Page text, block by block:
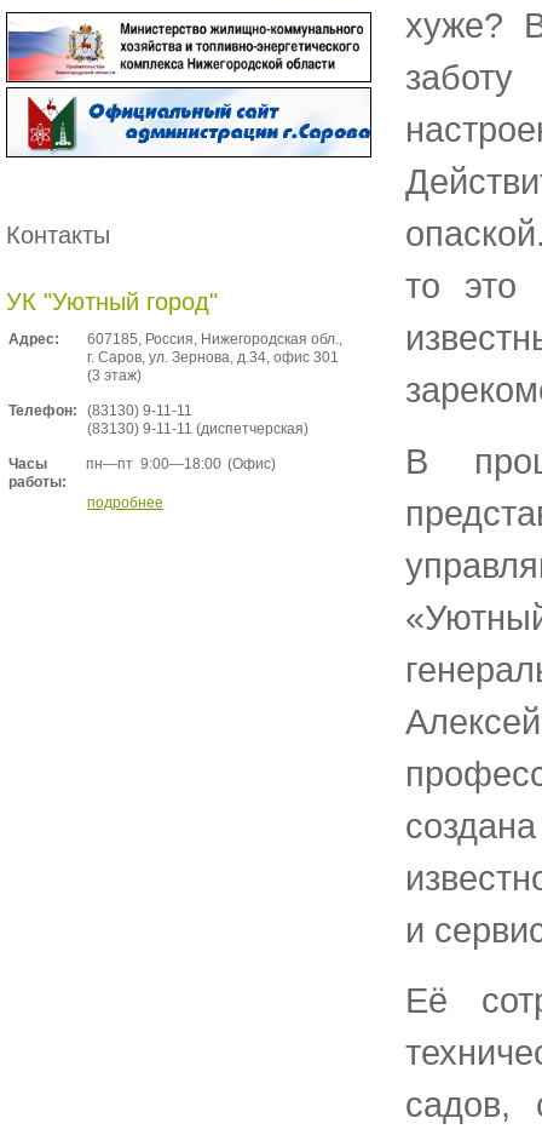
Контакты
УК "Уютный город"
Адрес:
607185, Россия, Нижегородская обл.,
г. Саров, ул. Зернова, д.34, офис 301
(3 этаж)
Телефон:
(83130) 9-11-11
(83130) 9-11-11 (диспетчерская)
Часы
работы:
пн—пт 9:00—18:00 (Офис)
подробнее
хуже?
то это
В
и
Её
садов,